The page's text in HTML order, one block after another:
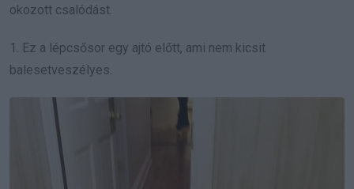
okozott csalódást.
1. Ez a lépcsősor egy ajtó előtt, ami nem kicsit
balesetveszélyes.